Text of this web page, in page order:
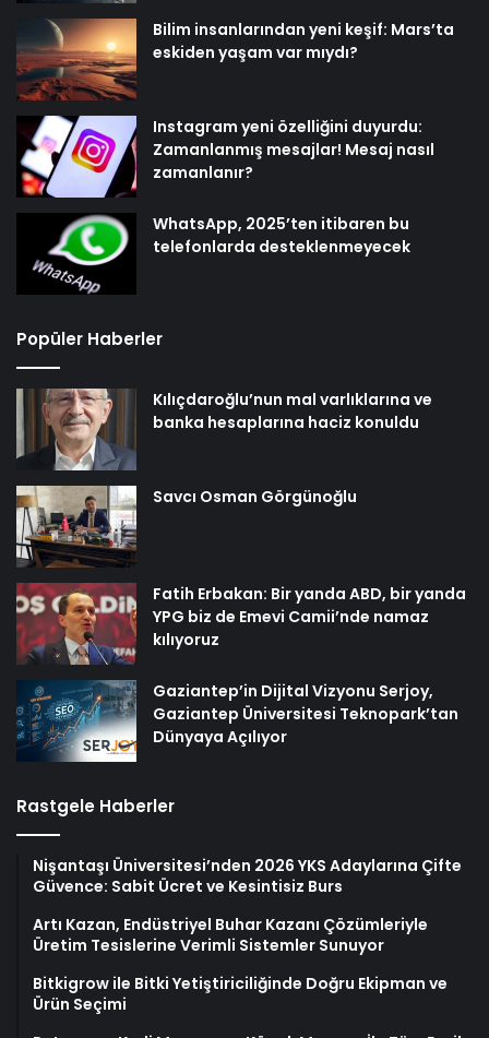
Bilim insanlarından yeni keşif: Mars’ta
eskiden yaşam var mıydı?
Instagram yeni özelliğini duyurdu:
Zamanlanmış mesajlar! Mesaj nasıl
zamanlanır?
WhatsApp, 2025’ten itibaren bu
telefonlarda desteklenmeyecek
Popüler Haberler
Kılıçdaroğlu’nun mal varlıklarına ve
banka hesaplarına haciz konuldu
Savcı Osman Görgünoğlu
Fatih Erbakan: Bir yanda ABD, bir yanda
YPG biz de Emevi Camii’nde namaz
kılıyoruz
Gaziantep’in Dijital Vizyonu Serjoy,
Gaziantep Üniversitesi Teknopark’tan
Dünyaya Açılıyor
Rastgele Haberler
Nişantaşı Üniversitesi’nden 2026 YKS Adaylarına Çifte
Güvence: Sabit Ücret ve Kesintisiz Burs
Artı Kazan, Endüstriyel Buhar Kazanı Çözümleriyle
Üretim Tesislerine Verimli Sistemler Sunuyor
Bitkigrow ile Bitki Yetiştiriciliğinde Doğru Ekipman ve
Ürün Seçimi